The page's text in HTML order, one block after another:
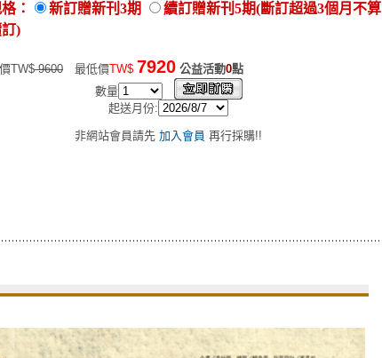
： 新訂贈新刊3期
續訂贈新刊5期(斷訂超過3個月不算
)
TW$9600 最低價TW$ 7920 公益活動0點
數量
起送月份:
非網站會員請先 加入會員 再行採購!!